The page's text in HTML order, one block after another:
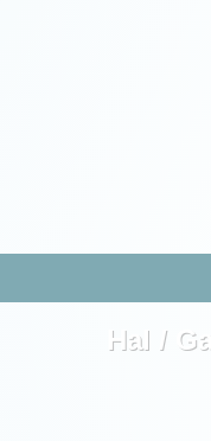
Hal /